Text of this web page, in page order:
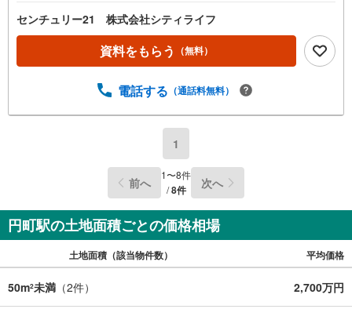
センチュリー21 株式会社シティライフ
資料をもらう （無料）
電話する （通話料無料）
1
前へ 1〜8件
/8件 次へ
円町駅の土地面積ごとの価格相場
土地面積（該当物件数） 平均価格
50m2未満 （2件） 2,700万円